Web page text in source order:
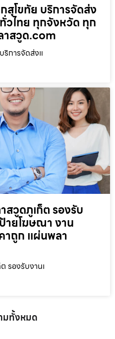
สุโขทัย บริการจัดส่ง
ไทย ทุกจังหวัด ทุก
าสวูด.com
ริการจัดส่งแ
วูดภูเก็ต รองรับ
ายโฆษณา งาน
าถูก แผ่นพลา
รองรับงานเ
มทั้งหมด